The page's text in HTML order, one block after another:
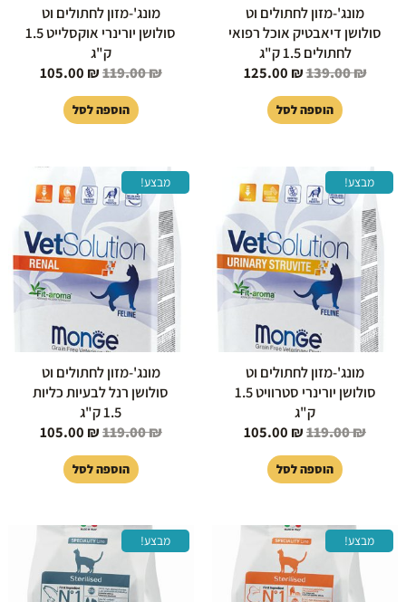
מונג'-מזון לחתולים וט
סולושן דיאבטיק אוכל רפואי
לחתולים 1.5 ק"ג
139.00₪
125.00 ₪
הוספה לסל
מונג'-מזון לחתולים וט
סולושן יורינרי אוקסלייט 1.5
ק"ג
119.00₪
105.00 ₪
הוספה לסל
מבצע!
מונג'-מזון לחתולים וט
סולושן יורינרי סטרוויט 1.5
ק"ג
119.00₪
המחיר
המקורי
היה:
119.00 ₪.
105.00 ₪
הנוכחי
הוא:
105.00 ₪.
הוספה לסל
מבצע!
מונג'-מזון לחתולים וט
סולושן רנל לבעיות כליות
1.5 ק"ג
119.00₪
המחיר
המקורי
היה:
119.00 ₪.
105.00 ₪
הנוכחי
הוא:
₪.
הוספה לסל
מבצע!
המחיר
המקורי
היה:
99.00 ₪.
הוא:
89.00 ₪.
מבצע!
המחיר
המקורי
היה:
99.00 ₪.
הוא:
89.00 ₪.